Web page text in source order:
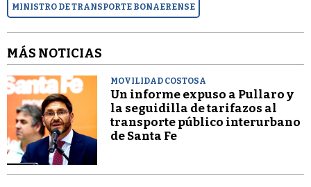
MINISTRO DE TRANSPORTE BONAERENSE
MÁS NOTICIAS
MOVILIDAD COSTOSA
Un informe expuso a Pullaro y
la seguidilla de tarifazos al
transporte público interurbano
de Santa Fe